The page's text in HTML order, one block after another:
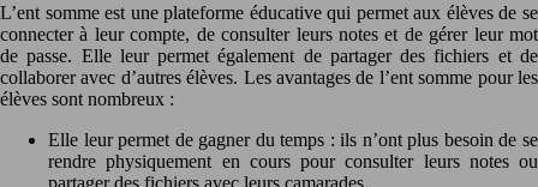
L’ent somme est une plateforme éducative qui permet aux élèves de se
connecter à leur compte, de consulter leurs notes et de gérer leur mot
de passe. Elle leur permet également de partager des fichiers et de
collaborer avec d’autres élèves. Les avantages de l’ent somme pour les
élèves sont nombreux :
Elle leur permet de gagner du temps : ils n’ont plus besoin de se
rendre physiquement en cours pour consulter leurs notes ou
partager des fichiers avec leurs camarades.